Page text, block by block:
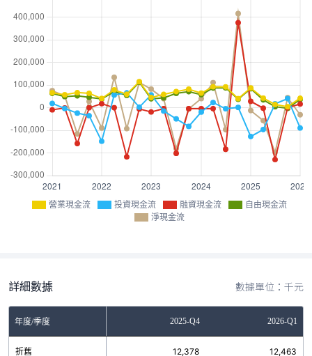
營業現金流 投資現金流 融資現金流
自由現金流
淨現金流
詳細數據 數據單位：千元
年度/季度 2025-Q4 2026-Q1
折舊 12,378 12,463